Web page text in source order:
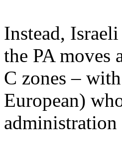
Instead, Israeli
the PA moves
C zones – with
European)